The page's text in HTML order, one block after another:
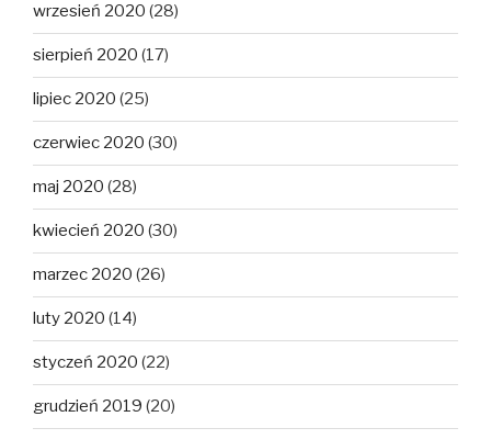
wrzesień 2020 (28)
sierpień 2020 (17)
lipiec 2020 (25)
czerwiec 2020 (30)
maj 2020 (28)
kwiecień 2020 (30)
marzec 2020 (26)
luty 2020 (14)
styczeń 2020 (22)
grudzień 2019 (20)